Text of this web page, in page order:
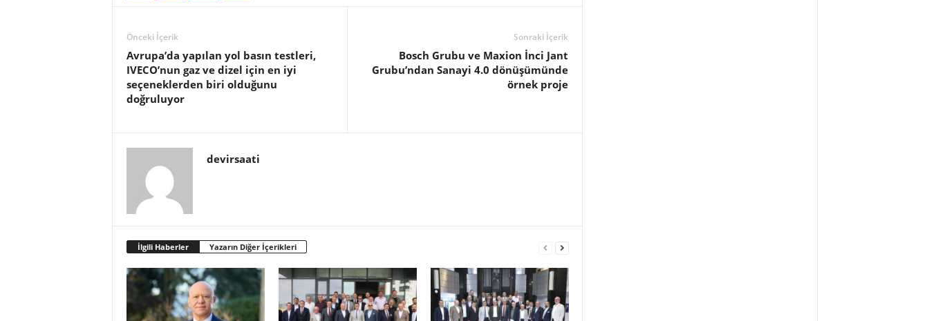
Önceki İçerik
Avrupa’da yapılan yol basın testleri,
IVECO’nun gaz ve dizel için en iyi
seçeneklerden biri olduğunu
doğruluyor
Sonraki İçerik
Bosch Grubu ve Maxion İnci Jant
Grubu’ndan Sanayi 4.0 dönüşümünde
örnek proje
devirsaati
İlgili Haberler Yazarın Diğer İçerikleri